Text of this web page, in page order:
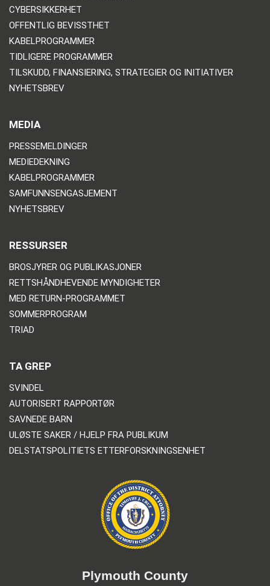
CYBERSIKKERHET
OFFENTLIG BEVISSTHET
KABELPROGRAMMER
TIDLIGERE PROGRAMMER
TILSKUDD, FINANSIERING, STRATEGIER OG INITIATIVER
NYHETSBREV
MEDIA
PRESSEMELDINGER
MEDIEDEKNING
KABELPROGRAMMER
SAMFUNNSENGASJEMENT
NYHETSBREV
RESSURSER
BROSJYRER OG PUBLIKASJONER
RETTSHÅNDHEVENDE MYNDIGHETER
MED RETURN-PROGRAMMET
SOMMERPROGRAM
TRIAD
TA GREP
SVINDEL
AUTORISERT RAPPORTØR
SAVNEDE BARN
ULØSTE SAKER / HJELP FRA PUBLIKUM
DELSTATSPOLITIETS ETTERFORSKNINGSENHET
Plymouth County